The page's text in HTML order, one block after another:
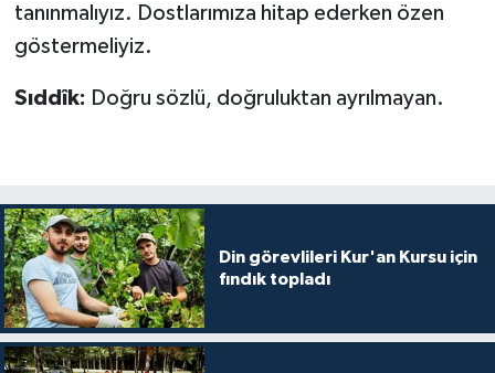
tanınmalıyız. Dostlarımıza hitap ederken özen
göstermeliyiz.
Sıddîk: Doğru sözlü, doğruluktan ayrılmayan.
Din görevlileri Kur'an Kursu için
fındık topladı
Çorum Müftülüğü
Denizli Müftülüğü
Düzce Müftülüğü
Edirne Müftülüğü
Elazığ Müftülüğü
Biyografiler
Diyanet TV
YAŞAM